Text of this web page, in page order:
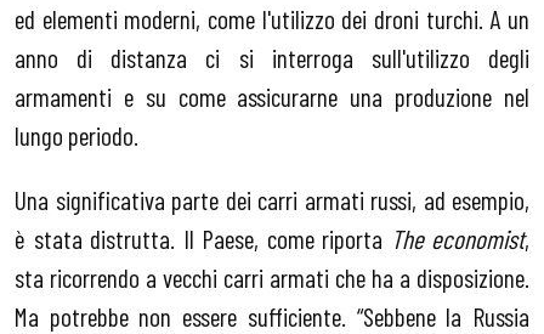
ed elementi moderni, come l'utilizzo dei droni turchi. A un
anno di distanza ci si interroga sull'utilizzo degli
armamenti e su come assicurarne una produzione nel
lungo periodo.
Una significativa parte dei carri armati russi, ad esempio,
è stata distrutta. Il Paese, come riporta The economist,
sta ricorrendo a vecchi carri armati che ha a disposizione.
Ma potrebbe non essere sufficiente. “Sebbene la Russia